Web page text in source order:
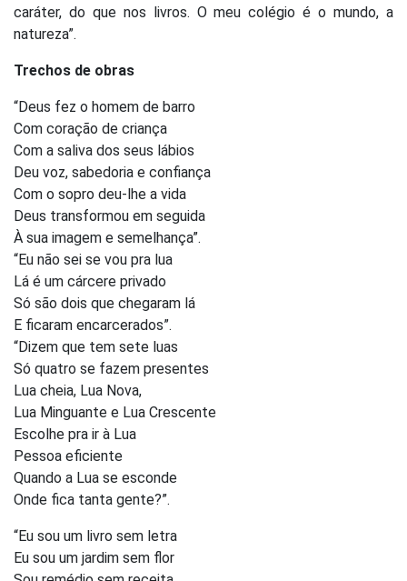
caráter, do que nos livros. O meu colégio é o mundo, a
natureza”.
Trechos de obras
“Deus fez o homem de barro
Com coração de criança
Com a saliva dos seus lábios
Deu voz, sabedoria e confiança
Com o sopro deu-lhe a vida
Deus transformou em seguida
À sua imagem e semelhança”.
“Eu não sei se vou pra lua
Lá é um cárcere privado
Só são dois que chegaram lá
E ficaram encarcerados”.
“Dizem que tem sete luas
Só quatro se fazem presentes
Lua cheia, Lua Nova,
Lua Minguante e Lua Crescente
Escolhe pra ir à Lua
Pessoa eficiente
Quando a Lua se esconde
Onde fica tanta gente?”.
“Eu sou um livro sem letra
Eu sou um jardim sem flor